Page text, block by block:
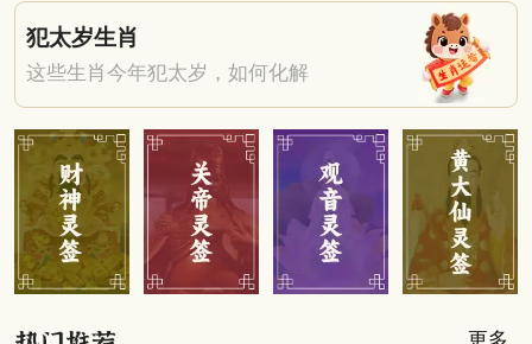
犯太岁生肖
这些生肖今年犯太岁，如何化解